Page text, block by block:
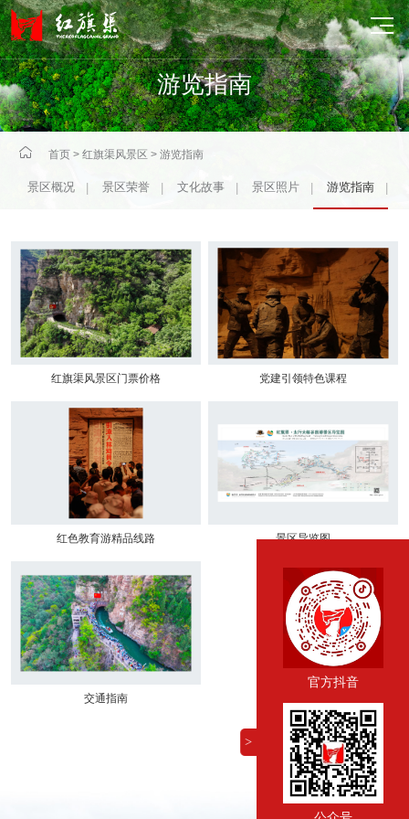

游览指南
 首页 > 红旗渠风景区 > 游览指南
景区概况 景区荣誉 文化故事 景区照片 游览指南
红旗渠风景区门票价格 党建引领特色课程
红色教育游精品线路 景区导览图
交通指南
>
官方抖音